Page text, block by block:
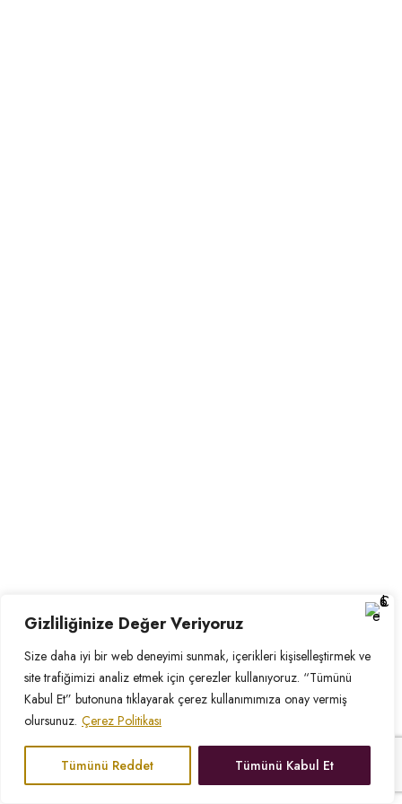
Gizliliğinize Değer Veriyoruz
Size daha iyi bir web deneyimi sunmak, içerikleri kişiselleştirmek ve
site trafiğimizi analiz etmek için çerezler kullanıyoruz. “Tümünü
Kabul Et” butonuna tıklayarak çerez kullanımımıza onay vermiş
olursunuz. Çerez Politikası
Tümünü Reddet Tümünü Kabul Et